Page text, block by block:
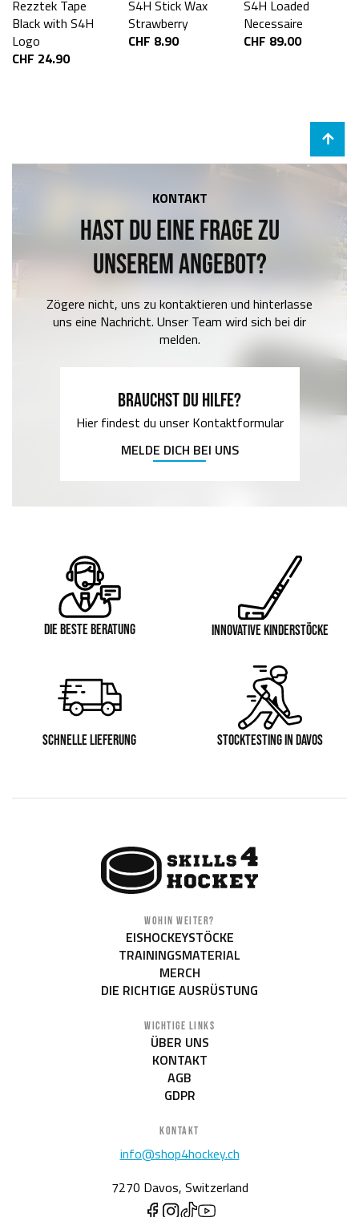
Rezztek Tape
Black with S4H
Logo
CHF 24.90
S4H Stick Wax
Strawberry
CHF 8.90
S4H Loaded
Necessaire
CHF 89.00
KONTAKT
HAST DU EINE FRAGE ZU
UNSEREM ANGEBOT?
Zögere nicht, uns zu kontaktieren und hinterlasse
uns eine Nachricht. Unser Team wird sich bei dir
melden.
BRAUCHST DU HILFE?
Hier findest du unser Kontaktformular
MELDE DICH BEI UNS
DIE BESTE BERATUNG INNOVATIVE KINDERSTÖCKE
SCHNELLE LIEFERUNG STOCKTESTING IN DAVOS
WOHIN WEITER?
EISHOCKEYSTÖCKE
TRAININGSMATERIAL
MERCH
DIE RICHTIGE AUSRÜSTUNG
WICHTIGE LINKS
ÜBER UNS
KONTAKT
AGB
GDPR
KONTAKT
info@shop4hockey.ch
7270 Davos, Switzerland